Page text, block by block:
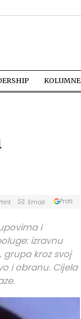
KOLUMNE
Email Prati
i
izravnu
grupa kroz svoj
i obranu. Cijela